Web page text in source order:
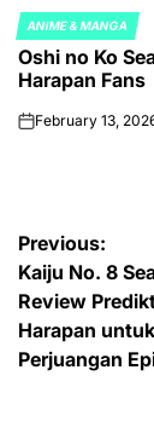
POSTED
IN
ANIME & MANGA
Oshi no Ko
Harapan Fans
onFebruary 13,
Post
Previous:
Kaiju No. 8
Review
Harapan
Perjuangan